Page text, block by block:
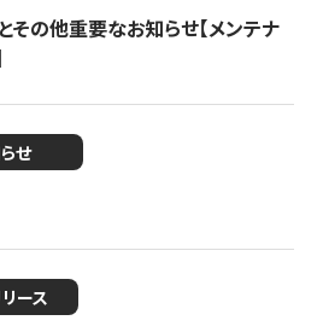
その他重要なお知らせ【メンテナ
せ
ース